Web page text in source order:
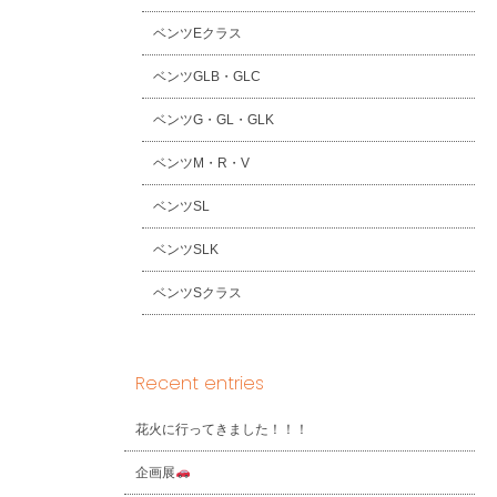
ベンツEクラス
ベンツGLB・GLC
ベンツG・GL・GLK
ベンツM・R・V
ベンツSL
ベンツSLK
ベンツSクラス
Recent entries
花火に行ってきました！！！
企画展